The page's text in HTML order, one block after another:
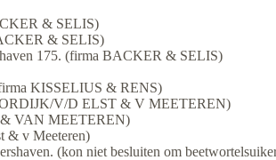
& SELIS)
& SELIS)
175. (firma BACKER & SELIS)
KISSELIUS & RENS)
V/D ELST & V MEETEREN)
VAN MEETEREN)
& v Meeteren)
(kon niet besluiten om beetwortelsuiker